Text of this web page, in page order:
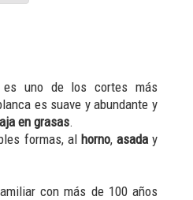
es uno de los cortes más
es suave y abundante y
en grasas.
formas, al horno, asaday
con más de 100 años